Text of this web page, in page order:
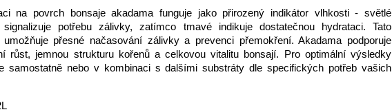
na povrch bonsaje akadama funguje jako přirozený indikátor vlhkosti - světlé
signalizuje potřebu zálivky, zatímco tmavé indikuje dostatečnou hydrataci. Tato
umožňuje přesné načasování zálivky a prevenci přemokření. Akadama podporuje
růst, jemnou strukturu kořenů a celkovou vitalitu bonsají. Pro optimální výsledky
samostatně nebo v kombinaci s dalšími substráty dle specifických potřeb vašich